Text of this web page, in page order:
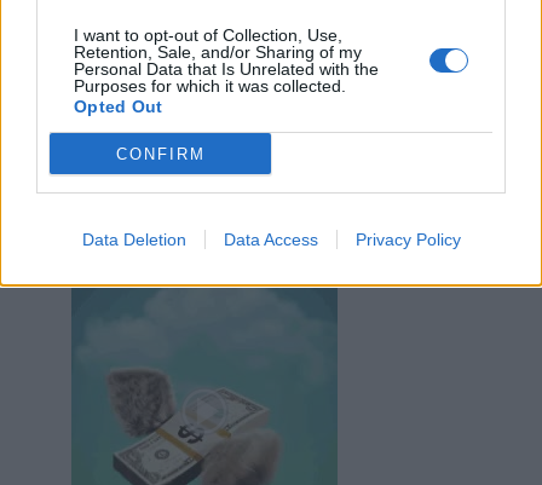
I want to opt-out of Collection, Use,
Retention, Sale, and/or Sharing of my
Personal Data that Is Unrelated with the
Purposes for which it was collected.
Opted Out
CONFIRM
Data Deletion Data Access Privacy Policy
d'ora perché non riuscivo ad aprire il sacchetto per la
frutta 🥳
2 Ottobre 2025 alle ore 16:56
EbbeneSi:Pandino750young Devi fare il segno dei
😂